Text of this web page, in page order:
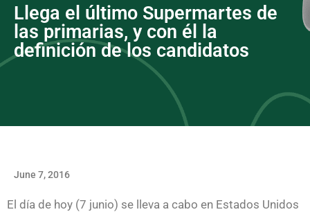
Llega el último Supermartes de
las primarias, y con él la
definición de los candidatos
June 7, 2016
El día de hoy (7 junio) se lleva a cabo en Estados Unidos